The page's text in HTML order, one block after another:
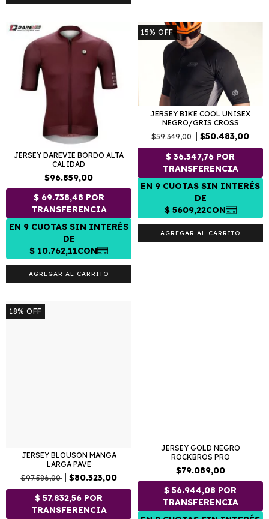
JERSEY DAREVIE BORDO ALTA
CALIDAD
$96.859,00
AGREGAR AL CARRITO
15% OFF
JERSEY BIKE COOL UNISEX
NEGRO/GRIS CROSS
$59.349,00
$50.483,00
AGREGAR AL CARRITO
18% OFF
JERSEY BLOUSON MANGA
LARGA PAVE
$97.586,00
$80.323,00
JERSEY GOLD NEGRO
ROCKBROS PRO
$79.089,00